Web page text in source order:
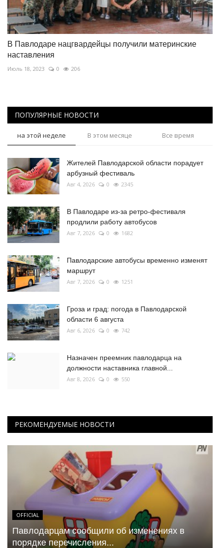
В Павлодаре нацгвардейцы получили материнские
наставления
Июль 18, 2023 0 206
ПОПУЛЯРНЫЕ НОВОСТИ
на этой неделе В этом месяце Все время
Жителей Павлодарской области порадует
арбузный фестиваль
Авг 4, 2026 0 2345
В Павлодаре из-за ретро-фестиваля
продлили работу автобусов
Авг 7, 2026 0 1682
Павлодарские автобусы временно изменят
маршрут
Авг 7, 2026 0 1251
Гроза и град: погода в Павлодарской
области 6 августа
Авг 6, 2026 0 742
Назначен преемник павлодарца на
должности наставника главной...
Авг 8, 2026 0 550
РЕКОМЕНДУЕМЫЕ НОВОСТИ
OFFICIAL
Павлодарцам сообщили об изменениях в
порядке перечисления...